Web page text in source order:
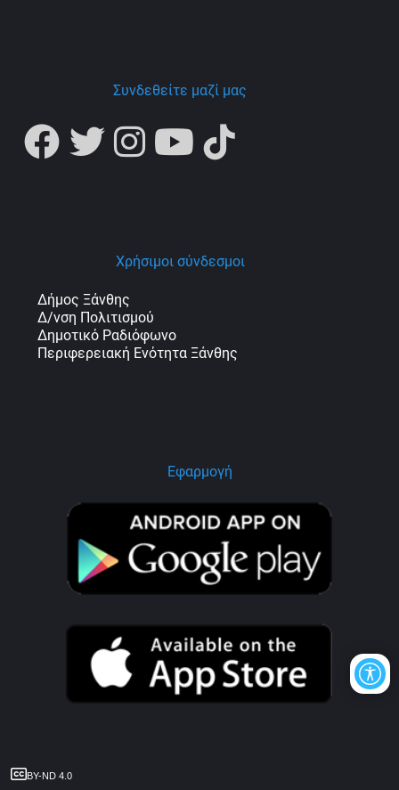
Συνδεθείτε μαζί μας
Χρήσιμοι σύνδεσμοι
Δήμος Ξάνθης
Δ/νση Πολιτισμού
Δημοτικό Ραδιόφωνο
Περιφερειακή Ενότητα Ξάνθης
Εφαρμογή
BY-ND 4.0